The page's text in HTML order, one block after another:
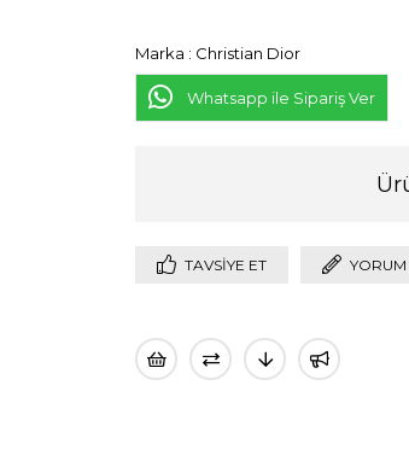
Marka : Christian Dior
Whatsapp ile Sipariş Ver
TAVSIYE ET YORUM